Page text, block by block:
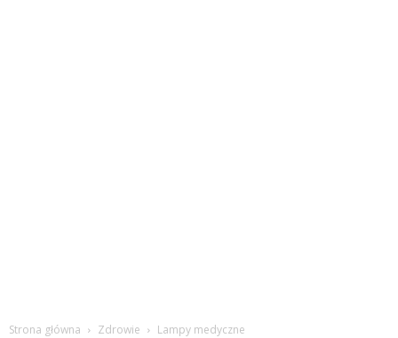
Strona główna Zdrowie Lampy medyczne